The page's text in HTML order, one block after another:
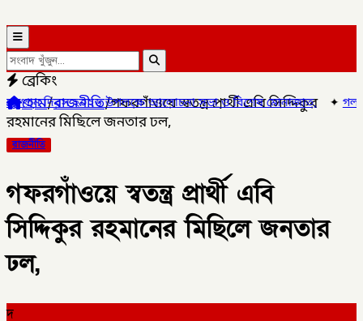
ব্রেকিং
উপলক্ষে আলোচনা সভা ও বিশেষ মোনাজাত,✦গলাচিপায় ১০ পিস
হোম/রাজনীতি/গফরগাঁওয়ে স্বতন্ত্র প্রার্থী এবি সিদ্দিকুর
রহমানের মিছিলে জনতার ঢল,
রাজনীতি
গফরগাঁওয়ে স্বতন্ত্র প্রার্থী এবি
সিদ্দিকুর রহমানের মিছিলে জনতার
ঢল,
দ